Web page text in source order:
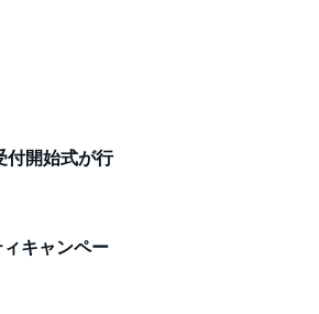
付開始式が行
キャンペー